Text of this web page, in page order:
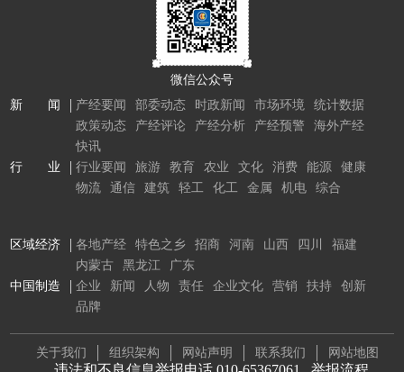
微信公众号
新 闻
产经要闻 部委动态 时政新闻 市场环境
统计数据
政策动态
产经评论 产经分析 产经预警
海外产经
快讯
行 业
行业要闻 旅游 教育 农业 文化 消费 能源
健康
物流
通信 建筑 轻工 化工 金属 机电 综合
区域经济 各地产经 特色之乡 招商 河南 山西 四川
福建
内蒙古
黑龙江
广东
中国制造
企业 新闻 人物 责任 企业文化 营销 扶持
创新
品牌
关于我们 组织架构 网站声明 联系我们 网站地图